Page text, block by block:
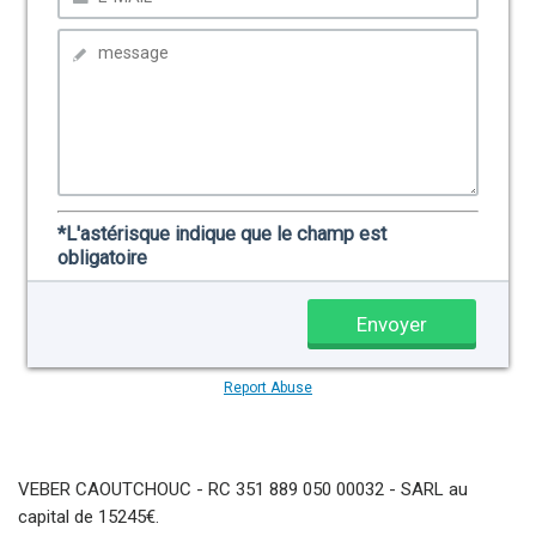
VEBER CAOUTCHOUC - RC 351 889 050 00032 - SARL au
capital de 15245€.